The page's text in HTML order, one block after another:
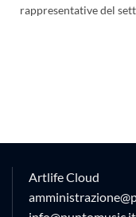
rappresentative del
Artlife Cloud